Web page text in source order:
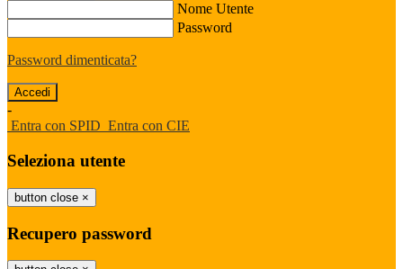
Nome Utente
Password
Password dimenticata?
-
Entra con SPID Entra con CIE
Seleziona utente
button close ×
Recupero password